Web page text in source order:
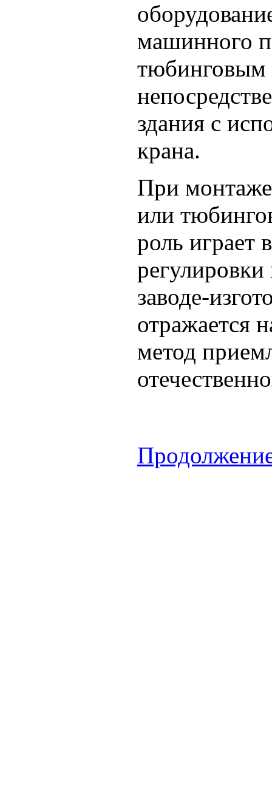
машинного
тюбинговым
здания с
крана.
При
или
роль играет
заводе-
отражается
метод